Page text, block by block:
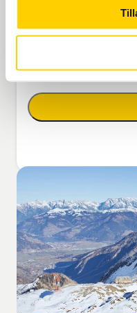
Billettype